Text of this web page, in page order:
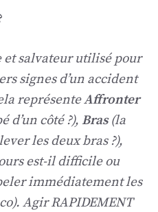
et salvateur utilisé pour
signes d’un accident
représenteAffronter
d’un côté ?), Bras(la
les deux bras ?),
est-il difficile ou
immédiatement les
Agir RAPIDEMENT